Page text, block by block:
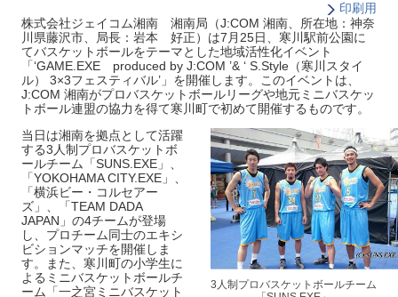
印刷用
株式会社ジェイコム湘南 湘南局（J:COM 湘南、所在地：神奈
川県藤沢市、局長：岩本 好正）は7月25日、寒川駅前公園に
てバスケットボールをテーマとした地域活性化イベント
「‘GAME.EXE produced by J:COM ’& ‘ S.Style（寒川スタイ
ル） 3×3フェスティバル’」を開催します。このイベントは、
J:COM 湘南がプロバスケットボールリーグや地元ミニバスケッ
トボール連盟の協力を得て寒川町で初めて開催するものです。
当日は湘南を拠点として活躍
する3人制プロバスケットボ
ールチーム「SUNS.EXE」、
「YOKOHAMA CITY.EXE」、
「横浜ビー・コルセアー
ズ」、「TEAM DADA
JAPAN」の4チームが登場
し、プロチーム同士のエキシ
ビションマッチを開催しま
す。また、寒川町の小学生に
よるミニバスケットボールチ
ーム「一之宮ミニバスケット
3人制プロバスケットボールチーム